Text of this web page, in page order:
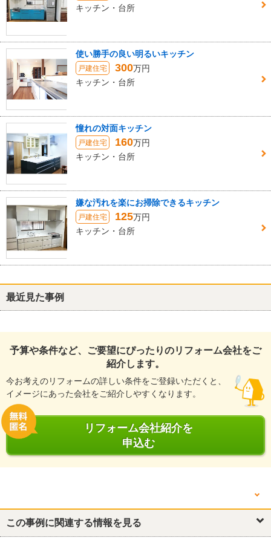
キッチン・台所
使い勝手の良い明るいキッチン
戸建住宅 300万円
キッチン・台所
憧れの対面キッチン
戸建住宅 160万円
キッチン・台所
嫌な汚れを楽にお掃除できるキッチン
戸建住宅 125万円
キッチン・台所
最近見た事例
予算や条件など、ご要望にぴったりのリフォーム会社をご
紹介します。
今お考えのリフォームの詳しい条件をご登録いただくと、
イメージにあった会社をご紹介しやすくなります。
リフォーム会社紹介を
申込む
他の箇所を見る
キッチン・台所
この事例に関連する情報を見る